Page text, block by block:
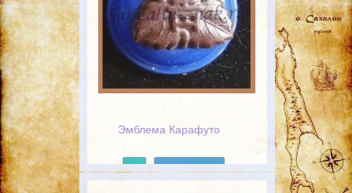
Эмблема Карафуто